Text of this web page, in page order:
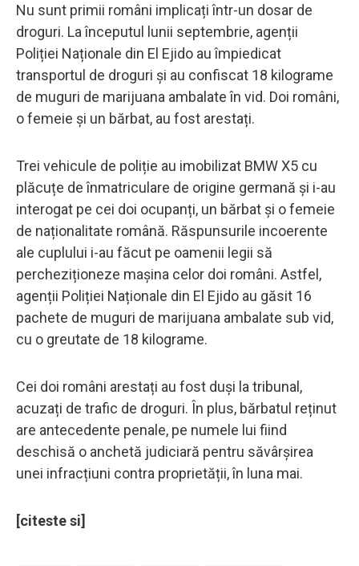
Nu sunt primii români implicați într-un dosar de
droguri. La începutul lunii septembrie, agenții
Poliției Naționale din El Ejido au împiedicat
transportul de droguri și au confiscat 18 kilograme
de muguri de marijuana ambalate în vid. Doi români,
o femeie și un bărbat, au fost arestați.
Trei vehicule de poliție au imobilizat BMW X5 cu
plăcuțe de înmatriculare de origine germană și i-au
interogat pe cei doi ocupanți, un bărbat și o femeie
de naționalitate română. Răspunsurile incoerente
ale cuplului i-au făcut pe oamenii legii să
percheziționeze mașina celor doi români. Astfel,
agenții Poliției Naționale din El Ejido au găsit 16
pachete de muguri de marijuana ambalate sub vid,
cu o greutate de 18 kilograme.
Cei doi români arestați au fost duși la tribunal,
acuzați de trafic de droguri. În plus, bărbatul reținut
are antecedente penale, pe numele lui fiind
deschisă o anchetă judiciară pentru săvârșirea
unei infracțiuni contra proprietății, în luna mai.
[citeste si]